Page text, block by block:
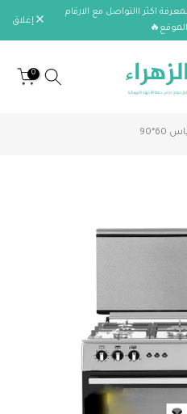
اكثر االتواصل مع الارقام
إغلاق
0